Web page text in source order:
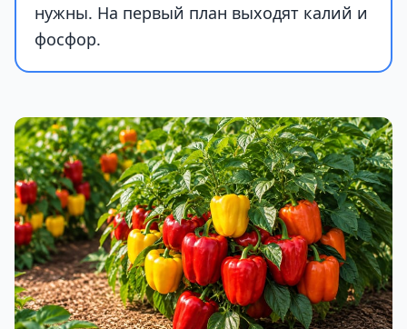
нужны. На первый план выходят калий и
фосфор.